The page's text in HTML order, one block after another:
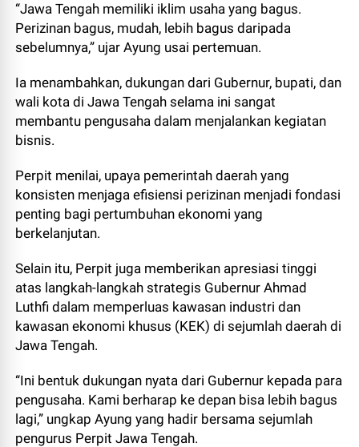
“Jawa Tengah memiliki iklim usaha yang bagus.
Perizinan bagus, mudah, lebih bagus daripada
sebelumnya,” ujar Ayung usai pertemuan.
Ia menambahkan, dukungan dari Gubernur, bupati, dan
wali kota di Jawa Tengah selama ini sangat
membantu pengusaha dalam menjalankan kegiatan
bisnis.
Perpit menilai, upaya pemerintah daerah yang
konsisten menjaga efisiensi perizinan menjadi fondasi
penting bagi pertumbuhan ekonomi yang
berkelanjutan.
Selain itu, Perpit juga memberikan apresiasi tinggi
atas langkah-langkah strategis Gubernur Ahmad
Luthfi dalam memperluas kawasan industri dan
kawasan ekonomi khusus (KEK) di sejumlah daerah di
Jawa Tengah.
“Ini bentuk dukungan nyata dari Gubernur kepada para
pengusaha. Kami berharap ke depan bisa lebih bagus
lagi,” ungkap Ayung yang hadir bersama sejumlah
pengurus Perpit Jawa Tengah.